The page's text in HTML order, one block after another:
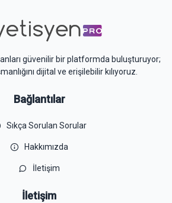
güvenilir bir platformda buluşturuyor;
dijital ve erişilebilir kılıyoruz.
Bağlantılar
Sıkça Sorulan Sorular
Hakkımızda
İletişim
İletişim